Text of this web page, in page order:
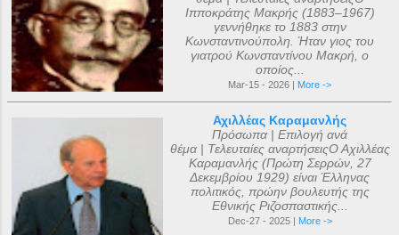
Ιπποκράτης Μακρής (1883–1967)
γεννήθηκε το 1883 στην
Κωνσταντινούπολη. Ήταν γιος του
γιατρού Κωνσταντίνου Μακρή, ο
οποίος...
Mar-15 - 2026 | More ->
Αχιλλέας Καραμανλής
Πρόσωπα | Επιλογή ανά
θέμα | Τελευταίες αναρτήσειςΟ Αχιλλέας
Καραμανλής (Πρώτη Σερρών, 27
Δεκεμβρίου 1929) είναι Έλληνας
πολιτικός, πρώην βουλευτής της
Εθνικής Ριζοσπαστικής...
Dec-27 - 2025 | More ->